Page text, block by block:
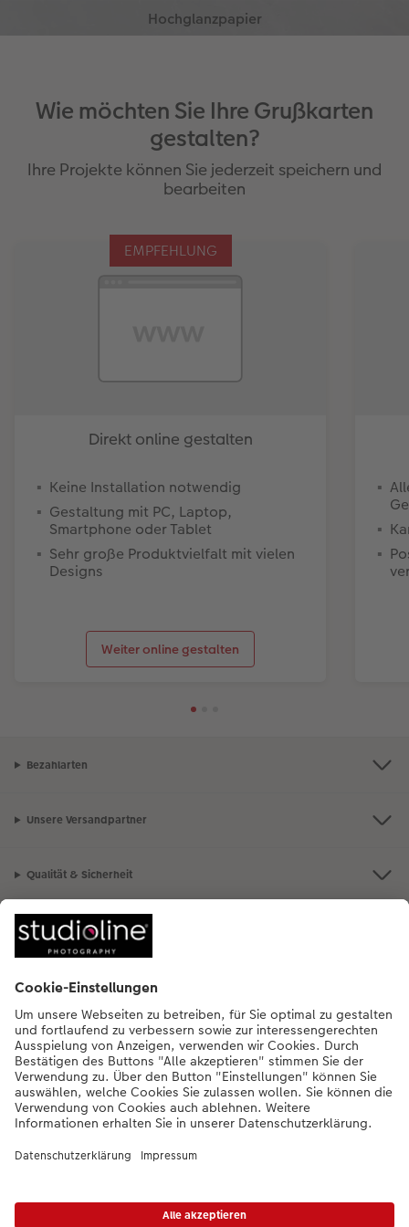
Recyclingpapier
Wasserbasierter Digitaldruck
Matte, sanfte Farben
wertige UV-Lackierung der Außenseiten
Wie möchten Sie Ihre Grußkarten
gestalten?
Ihre Projekte können Sie jederzeit speichern und
bearbeiten
EMPFEHLUNG
Direkt online gestalten
Keine Installation notwendig
Gestaltung mit PC, Laptop,
Smartphone oder Tablet
Sehr große Produktvielfalt mit vielen
Designs
Weiter online gestalten
Bezahlarten
Unsere Versandpartner
Qualität & Sicherheit
Nachhaltigkeit bei CEWE
Mein Fotoservice
Informationen
Sortiment
Inspirationen
Bei Fragen zu Produkten oder der Bestellung können Sie uns gern anrufen:
Mo. bis Sa.: 8:00 – 20:00 Uhr und So.: 10:00 – 18:00 Uhr